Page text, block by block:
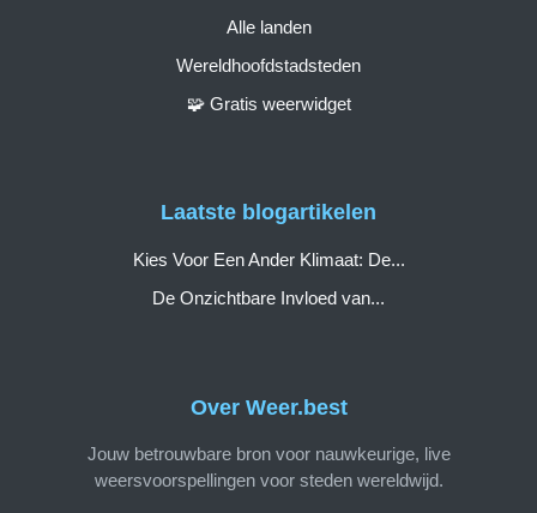
Over Weer.best
Jouw betrouwbare bron voor nauwkeurige, live
weersvoorspellingen voor steden wereldwijd.
Alle landen
Wereldhoofdstadsteden
🧩 Gratis weerwidget
Laatste blogartikelen
Kies Voor Een Ander Klimaat: De...
De Onzichtbare Invloed van...